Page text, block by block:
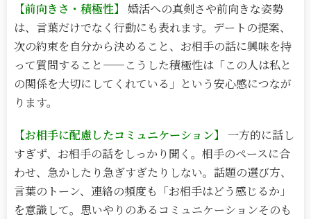
【前向きさ・積極性】
婚活への真剣さや前向きな姿勢
は、言葉だけでなく行動にも表れます。デートの提案、
次の約束を自分から決めること、お相手の話に興味を持
って質問すること——こうした積極性は「この人は私と
の関係を大切にしてくれている」という安心感につなが
ります。
【お相手に配慮したコミュニケーション】
一方的に話し
すぎず、お相手の話をしっかり聞く。相手のペースに合
わせ、急かしたり急ぎすぎたりしない。話題の選び方、
言葉のトーン、連絡の頻度も「お相手はどう感じるか」
を意識して。思いやりのあるコミュニケーションそのも